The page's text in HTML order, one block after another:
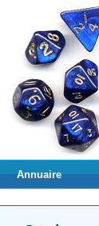
Annuaire